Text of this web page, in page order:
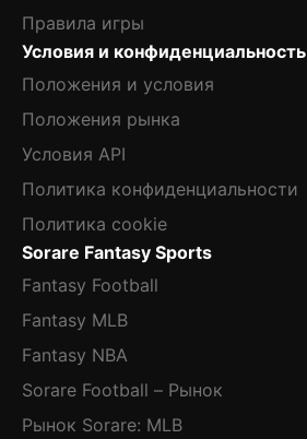
Правила игры
Условия и конфиденциальность
Положения и условия
Положения рынка
Условия API
Политика конфиденциальности
Политика cookie
Sorare Fantasy Sports
Fantasy Football
Fantasy MLB
Fantasy NBA
Sorare Football – Рынок
Рынок Sorare: MLB